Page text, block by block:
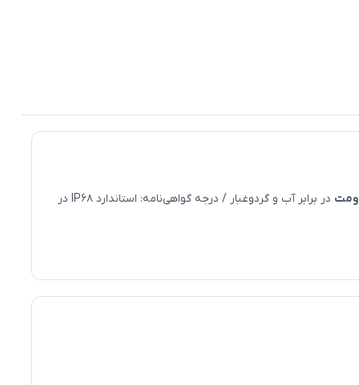
در برابر آب و گردوغبار / درجه گواهی‌نامه: استاندارد IP68 در